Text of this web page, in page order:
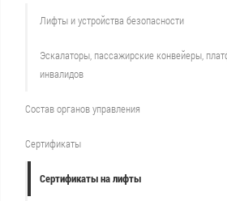
Лифты и устройства безопасности
Эскалаторы, пассажирские конвейеры,
инвалидов
Состав органов управления
Сертификаты
Сертификаты на лифты